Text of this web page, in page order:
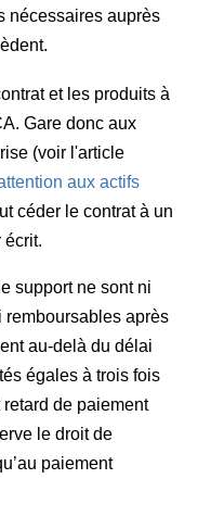
nécessaires auprès
et les produits à
Gare donc aux
(voir l'article
aux actifs
céder le contrat à un
écrit.
support ne sont ni
remboursables après
au-delà du délai
égales à trois fois
retard de paiement
le droit de
paiement